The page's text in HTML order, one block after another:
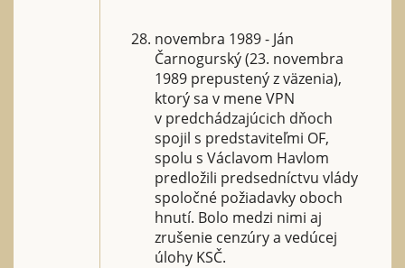
novembra 1989 - Ján
Čarnogurský (23. novembra
1989 prepustený z väzenia),
ktorý sa v mene VPN
v predchádzajúcich dňoch
spojil s predstaviteľmi OF,
spolu s Václavom Havlom
predložili predsedníctvu vlády
spoločné požiadavky oboch
hnutí. Bolo medzi nimi aj
zrušenie cenzúry a vedúcej
úlohy KSČ.